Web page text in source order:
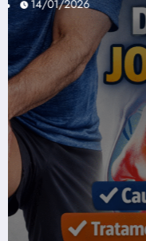
Luana mw 14/